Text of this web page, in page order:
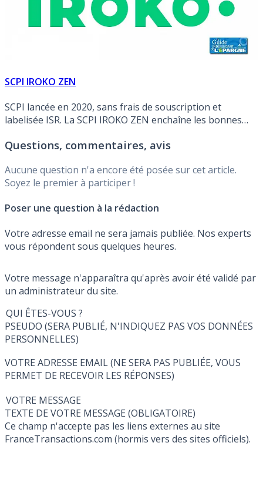
SCPI IROKO ZEN
SCPI lancée en 2020, sans frais de souscription et
labelisée ISR. La SCPI IROKO ZEN enchaîne les bonnes
Questions, commentaires, avis
Aucune question n'a encore été posée sur cet article.
Soyez le premier à participer !
Poser une question à la rédaction
Votre adresse email ne sera jamais publiée. Nos experts
vous répondent sous quelques heures.
Votre message n'apparaîtra qu'après avoir été validé par
un administrateur du site.
QUI ÊTES-VOUS ?
PSEUDO (SERA PUBLIÉ, N'INDIQUEZ PAS VOS DONNÉES
PERSONNELLES)
VOTRE ADRESSE EMAIL (NE SERA PAS PUBLIÉE, VOUS
PERMET DE RECEVOIR LES RÉPONSES)
VOTRE MESSAGE
TEXTE DE VOTRE MESSAGE (OBLIGATOIRE)
Ce champ n'accepte pas les liens externes au site
FranceTransactions.com (hormis vers des sites officiels).